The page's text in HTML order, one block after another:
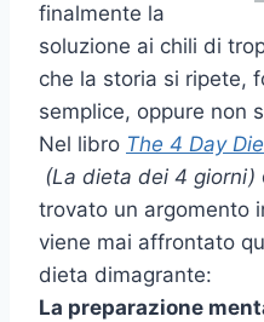
finalmente la
soluzione ai chili di
che la storia si ripete,
semplice, oppure non
Nel libro The 4 Day
(La dieta dei 4 giorni)
trovato un argomento
viene mai affrontato
dieta dimagrante:
La preparazione